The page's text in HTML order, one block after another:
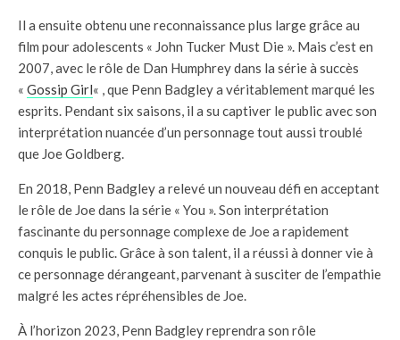
Il a ensuite obtenu une reconnaissance plus large grâce au
film pour adolescents « John Tucker Must Die ». Mais c’est en
2007, avec le rôle de Dan Humphrey dans la série à succès
« Gossip Girl« , que Penn Badgley a véritablement marqué les
esprits. Pendant six saisons, il a su captiver le public avec son
interprétation nuancée d’un personnage tout aussi troublé
que Joe Goldberg.
En 2018, Penn Badgley a relevé un nouveau défi en acceptant
le rôle de Joe dans la série « You ». Son interprétation
fascinante du personnage complexe de Joe a rapidement
conquis le public. Grâce à son talent, il a réussi à donner vie à
ce personnage dérangeant, parvenant à susciter de l’empathie
malgré les actes répréhensibles de Joe.
À l’horizon 2023, Penn Badgley reprendra son rôle